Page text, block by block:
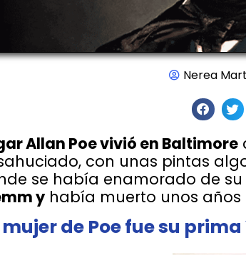
Nerea
Allan Poe vivió en Baltimore
con unas pintas
se había enamorado de
yhabía muerto unos años
mujer de Poe fue su